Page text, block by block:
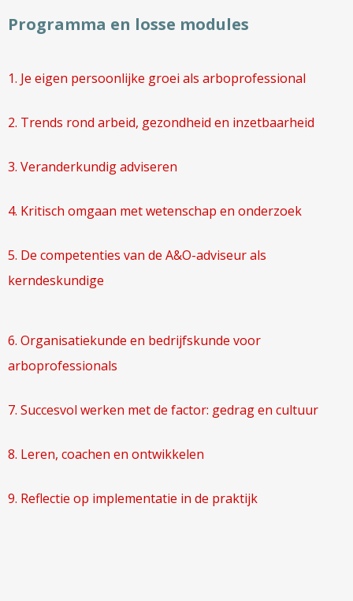
Programma en losse modules
1. Je eigen persoonlijke groei als arboprofessional
2. Trends rond arbeid, gezondheid en inzetbaarheid
3. Veranderkundig adviseren
4. Kritisch omgaan met wetenschap en onderzoek
5. De competenties van de A&O-adviseur als
kerndeskundige
6. Organisatiekunde en bedrijfskunde voor
arboprofessionals
7. Succesvol werken met de factor: gedrag en cultuur
8. Leren, coachen en ontwikkelen
9. Reflectie op implementatie in de praktijk